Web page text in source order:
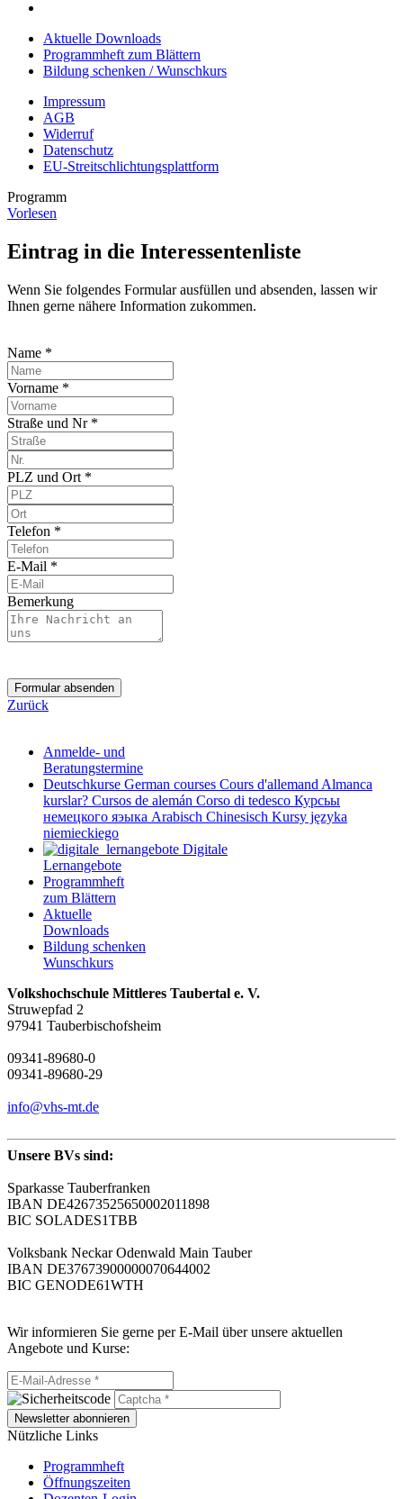
Aktuelle Downloads
Programmheft zum Blättern
Bildung schenken / Wunschkurs
Impressum
AGB
Widerruf
Datenschutz
EU-Streitschlichtungsplattform
Programm
Vorlesen
Eintrag in die Interessentenliste
Wenn Sie folgendes Formular ausfüllen und absenden, lassen wir
Ihnen gerne nähere Information zukommen.
Name *
Vorname *
Straße und Nr *
PLZ und Ort *
Telefon *
E-Mail *
Bemerkung
Formular absenden
Zurück
Anmelde- und
Beratungstermine
Deutschkurse German courses Cours d'allemand Almanca
kurslar? Cursos de alemán Corso di tedesco Курсьы
немецкого яэыка Arabisch Chinesisch Kursy języka
niemieckiego
Digitale
Lernangebote
Programmheft
zum Blättern
Aktuelle
Downloads
Bildung schenken
Wunschkurs
Volkshochschule Mittleres Taubertal e. V.
Struwepfad 2
97941 Tauberbischofsheim
09341-89680-0
09341-89680-29
info@vhs-mt.de
Unsere BVs sind:
Sparkasse Tauberfranken
IBAN DE42673525650002011898
BIC SOLADES1TBB
Volksbank Neckar Odenwald Main Tauber
IBAN DE37673900000070644002
BIC GENODE61WTH
Wir informieren Sie gerne per E-Mail über unsere aktuellen
Angebote und Kurse:
Newsletter abonnieren
Nützliche Links
Programmheft
Öffnungszeiten